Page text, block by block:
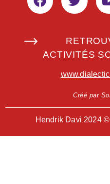
ACTIVITÉS
Créé par
Hendrik Davi 2024